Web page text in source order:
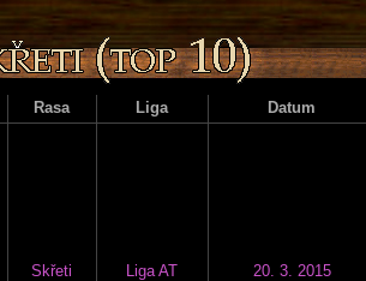
Rasa Liga Datum
Skřeti Liga AT 20. 3. 2015